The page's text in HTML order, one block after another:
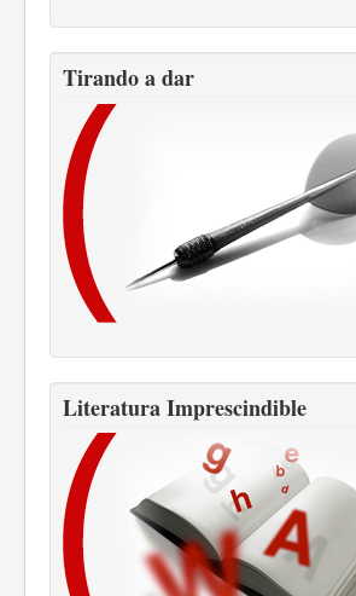
Tirando a dar
Literatura Imprescindible